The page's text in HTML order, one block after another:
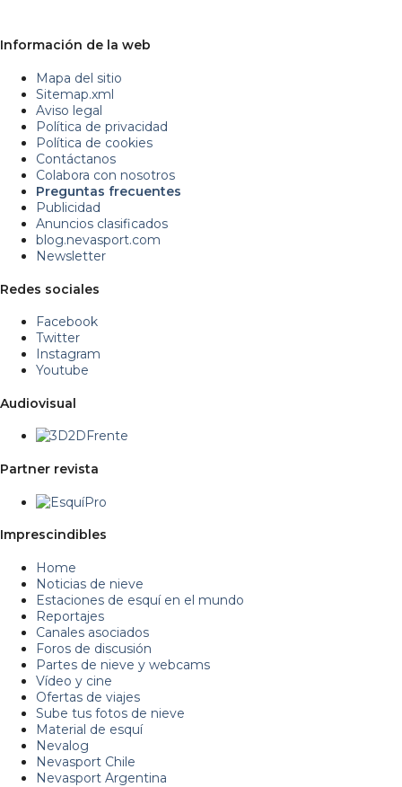
Información de la web
Mapa del sitio
Sitemap.xml
Aviso legal
Política de privacidad
Política de cookies
Contáctanos
Colabora con nosotros
Preguntas frecuentes
Publicidad
Anuncios clasificados
blog.nevasport.com
Newsletter
Redes sociales
Facebook
Twitter
Instagram
Youtube
Audiovisual
Partner revista
Imprescindibles
Home
Noticias de nieve
Estaciones de esquí en el mundo
Reportajes
Canales asociados
Foros de discusión
Partes de nieve y webcams
Vídeo y cine
Ofertas de viajes
Sube tus fotos de nieve
Material de esquí
Nevalog
Nevasport Chile
Nevasport Argentina